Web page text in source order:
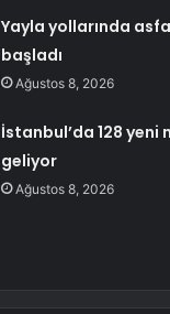
Yayla yollarında
başladı
Ağustos 8, 2026
İstanbul’da 128 yeni
geliyor
Ağustos 8, 2026